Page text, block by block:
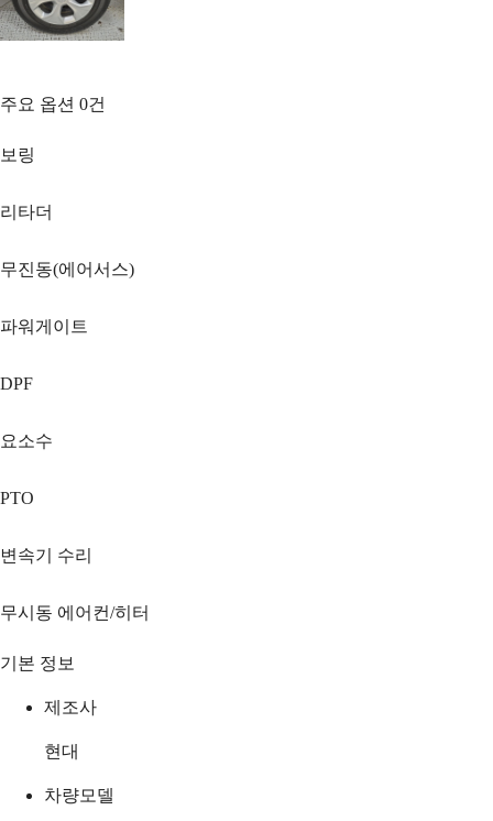
주요 옵션 0건
보링
리타더
무진동(에어서스)
파워게이트
DPF
요소수
PTO
변속기 수리
무시동 에어컨/히터
기본 정보
제조사
현대
차량모델